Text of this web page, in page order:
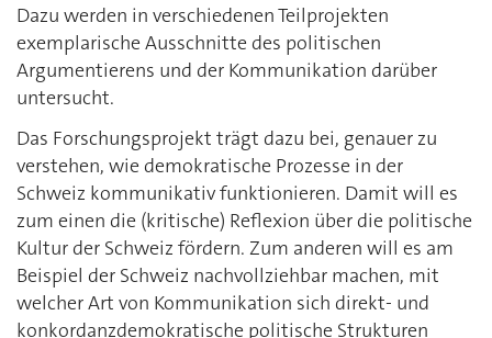
Dazu werden in verschiedenen Teilprojekten
exemplarische Ausschnitte des politischen
Argumentierens und der Kommunikation darüber
untersucht.
Das Forschungsprojekt trägt dazu bei, genauer zu
verstehen, wie demokratische Prozesse in der
Schweiz kommunikativ funktionieren. Damit will es
zum einen die (kritische) Reflexion über die politische
Kultur der Schweiz fördern. Zum anderen will es am
Beispiel der Schweiz nachvollziehbar machen, mit
welcher Art von Kommunikation sich direkt- und
konkordanzdemokratische politische Strukturen